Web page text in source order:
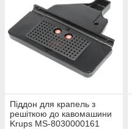
Піддон для крапель з
решіткою до кавомашини
Krups MS-8030000161